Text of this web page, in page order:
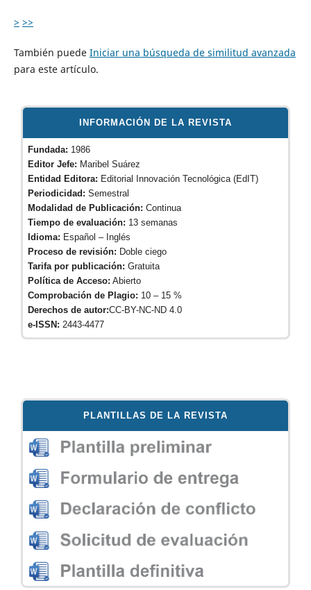
> >>
También puede Iniciar una búsqueda de similitud avanzada
para este artículo.
INFORMACIÓN DE LA REVISTA
Fundada: 1986
Editor Jefe: Maribel Suárez
Entidad Editora: Editorial Innovación Tecnológica (EdIT)
Periodicidad: Semestral
Modalidad de Publicación: Continua
Tiempo de evaluación: 13 semanas
Idioma: Español – Inglés
Proceso de revisión: Doble ciego
Tarifa por publicación: Gratuita
Política de Acceso: Abierto
Comprobación de Plagio: 10 – 15 %
Derechos de autor:CC-BY-NC-ND 4.0
e-ISSN: 2443-4477
PLANTILLAS DE LA REVISTA